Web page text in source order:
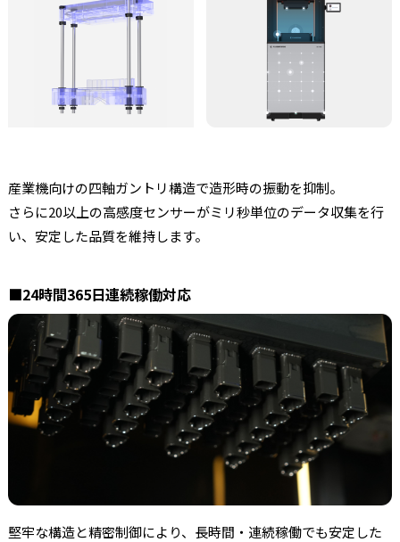
産業機向けの四軸ガントリ構造で造形時の振動を抑制。
さらに20以上の高感度センサーがミリ秒単位のデータ収集を行
い、安定した品質を維持します。
■24時間365日連続稼働対応
堅牢な構造と精密制御により、長時間・連続稼働でも安定した